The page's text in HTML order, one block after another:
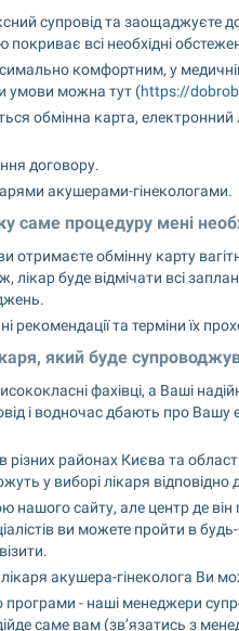
супровід та заощаджуєте до
всі необхідні
комфортним, у
умови можна тут (https://
обмінна карта,
договору.
акушерами-гінекологами.
саме процедуру мені
отримаєте обмінну карту
буде відмічати всі
та терміни їх
який буде
фахівці, а Ваші
і водночас дбають про Вашу
районах Києва та
у виборі лікаря відповідно
сайту, але центр де він
ви можете пройти в
акушера-гінеколога Ви
- наші менеджери
саме вам (звʼязатись з